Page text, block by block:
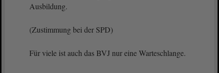
Ausbildung.
(Zustimmung bei der SPD)
Für viele ist auch das BVJ nur eine Warteschlange.